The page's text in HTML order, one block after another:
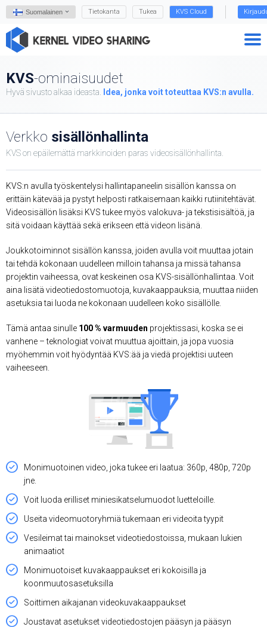
Suomalainen Tietokanta Tukea KVS Cloud
KVS-ominaisuudet
Hyvä sivusto alkaa ideasta. Idea, jonka voittoteuttaa KVS:n avulla.
Verkko sisällönhallinta
KVS on epäilemättä markkinoiden paras videosisällönhallinta.
KVS:n avulla työskentelysi hallintapaneelin sisällön kanssa on
erittäin kätevää ja pystyt helposti ratkaisemaan kaikki rutiinitehtävät.
Videosisällön lisäksi KVS tukee myös valokuva- ja tekstisisältöä, ja
sitä voidaan käyttää sekä erikseen että videon lisänä.
Joukkotoiminnot sisällön kanssa, joiden avulla voit muuttaa jotain
tai tehdä kokonaan uudelleen milloin tahansa ja missä tahansa
projektin vaiheessa, ovat keskeinen osa KVS-sisällönhallintaa. Voit
aina lisätä videotiedostomuotoja, kuvakaappauksia, muuttaa niiden
asetuksia tai luoda ne kokonaan uudelleen koko sisällölle.
Tämä antaa sinulle 100 % varmuuden projektissasi, koska se ei
vanhene – teknologiat voivat muuttua ajoittain, ja jopa vuosia
myöhemmin voit hyödyntää KVS:ää ja viedä projektisi uuteen
vaiheeseen.
Monimuotoinen video, joka tukee eri laatua: 360p, 480p, 720p
jne.
Voit luoda erilliset miniesikatselumuodot luetteloille.
Useita videomuotoryhmiä tukemaan eri videoita tyypit
Vesileimat tai mainokset videotiedostoissa, mukaan lukien
animaatiot
Monimuotoiset kuvakaappaukset eri kokoisilla ja
koonmuutosasetuksilla
Soittimen aikajanan videokuvakaappaukset
Joustavat asetukset videotiedostojen pääsyn ja pääsyn